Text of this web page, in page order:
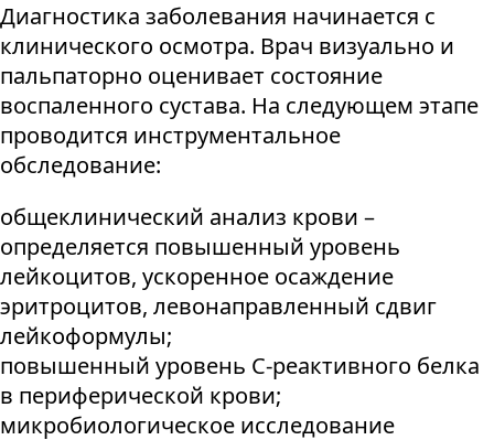
Диагностика заболевания начинается с
клинического осмотра. Врач визуально и
пальпаторно оценивает состояние
воспаленного сустава. На следующем этапе
проводится инструментальное
обследование:
общеклинический анализ крови –
определяется повышенный уровень
лейкоцитов, ускоренное осаждение
эритроцитов, левонаправленный сдвиг
лейкоформулы;
повышенный уровень С-реактивного белка
в периферической крови;
микробиологическое исследование